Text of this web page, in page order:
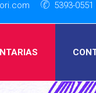
5393-